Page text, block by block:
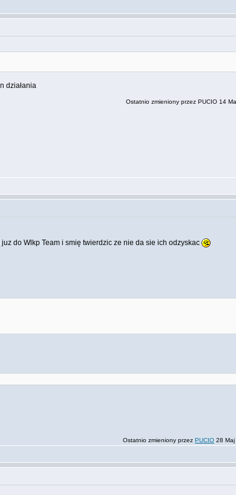
działania
Ostatnio zmieniony przez PUCIO 14
do Wlkp Team i smię twierdzic ze nie da sie ich odzyskac
Ostatnio zmieniony przez PUCIO 28